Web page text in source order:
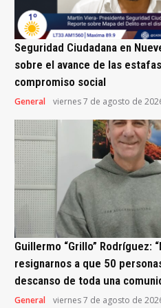
Seguridad Ciudadana en
sobre el avance de las
compromiso social
General viernes 7 de agosto de
Guillermo “Grillo” Rodríguez:
resignarnos a que 50
descanso de toda una
General viernes 7 de agosto de